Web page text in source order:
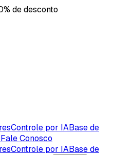
de desconto
Controle por IABase de
Fale Conosco
Controle por IABase de